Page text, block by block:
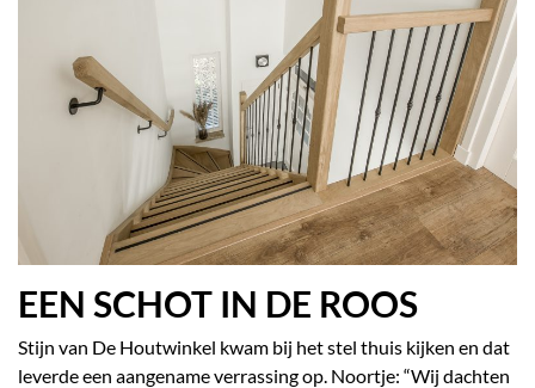
EEN SCHOT IN DE ROOS
Stijn van De Houtwinkel kwam bij het stel thuis kijken en dat
leverde een aangename verrassing op. Noortje: “Wij dachten